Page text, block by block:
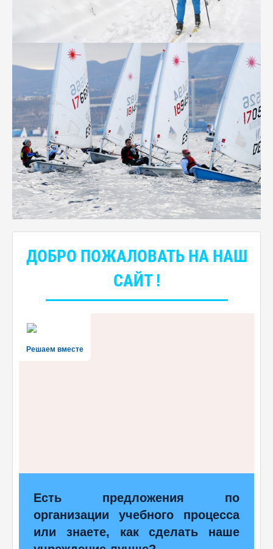
ДОБРО ПОЖАЛОВАТЬ НА НАШ
САЙТ !
Решаем вместе
Есть предложения по
организации учебного процесса
или знаете, как сделать наше